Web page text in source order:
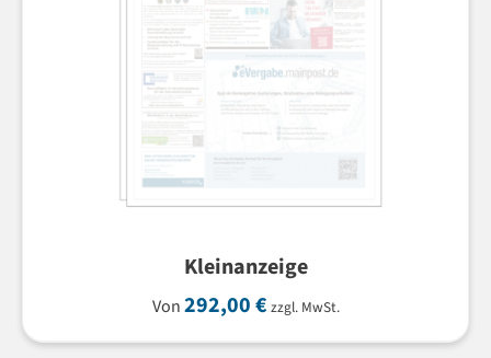
Kleinanzeige
Von292,00€ zzgl. MwSt.